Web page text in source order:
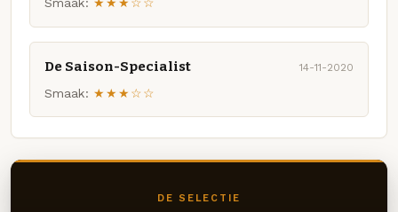
Smaak: ★★★☆☆
De Saison-Specialist 14-11-2020
Smaak: ★★★☆☆
DE SELECTIE